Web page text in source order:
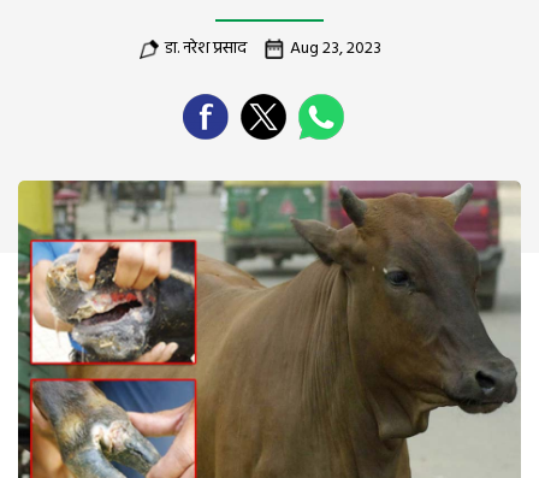
डा. नरेश प्रसाद Aug 23, 2023